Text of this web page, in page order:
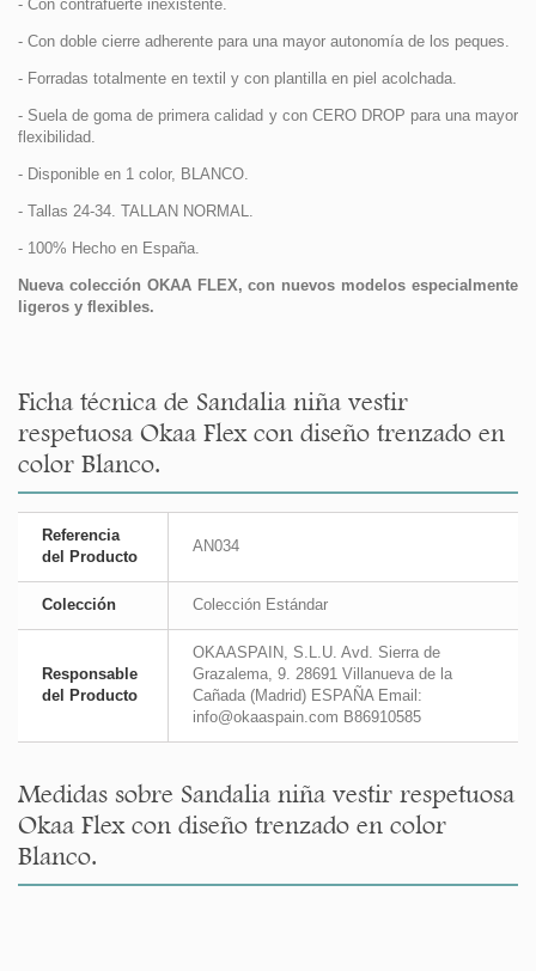
- Con contrafuerte inexistente.
- Con doble cierre adherente para una mayor autonomía de los peques.
- Forradas totalmente en textil y con plantilla en piel acolchada.
- Suela de goma de primera calidad y con CERO DROP para una mayor
flexibilidad.
- Disponible en 1 color, BLANCO.
- Tallas 24-34. TALLAN NORMAL.
- 100% Hecho en España.
Nueva colección OKAA FLEX, con nuevos modelos especialmente
ligeros y flexibles.
Ficha técnica de Sandalia niña vestir
respetuosa Okaa Flex con diseño trenzado en
color Blanco.
Referencia
del Producto
AN034
Colección Colección Estándar
Responsable
del Producto
OKAASPAIN, S.L.U. Avd. Sierra de
Grazalema, 9. 28691 Villanueva de la
Cañada (Madrid) ESPAÑA Email:
info@okaaspain.com B86910585
Medidas sobre Sandalia niña vestir respetuosa
Okaa Flex con diseño trenzado en color
Blanco.